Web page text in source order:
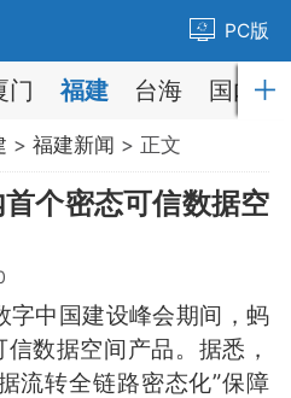
PC版
门 福建 台海 国内
> 福建新闻 > 正文
个密态可信数据空
中国建设峰会期间，蚂
数据空间产品。据悉，
流转全链路密态化”保障